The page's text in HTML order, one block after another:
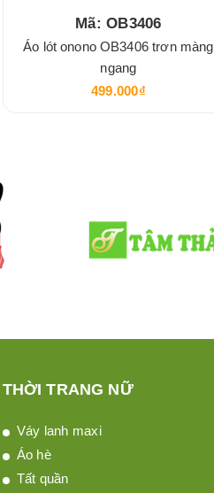
Mã: OB3406
Áo lót onono OB3406 trơn màng
ngang
499.000₫
THỜI TRANG NỮ
Váy lanh maxi
Áo hè
Tất quần